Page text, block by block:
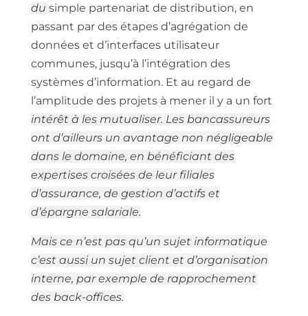
du simple partenariat de distribution, en
passant par des étapes d’agrégation de
données et d’interfaces utilisateur
communes, jusqu’à l’intégration des
systèmes d’information. Et au regard de
l’amplitude des projets à mener il y a un fort
intérêt à les mutualiser. Les bancassureurs
ont d’ailleurs un avantage non négligeable
dans le domaine, en bénéficiant des
expertises croisées de leur filiales
d’assurance, de gestion d’actifs et
d’épargne salariale.
Mais ce n’est pas qu’un sujet informatique
c’est aussi un sujet client et d’organisation
interne, par exemple de rapprochement
des back-offices.